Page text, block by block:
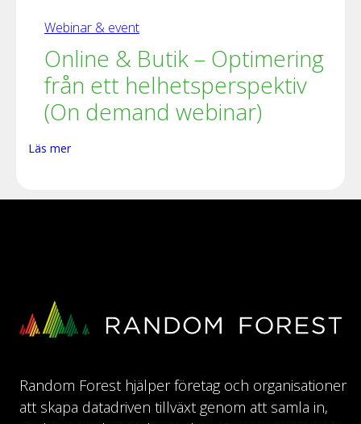
Webinar & event
Online & Butik – Optimering
från ett helhetsperspektiv
(On demand webinar)
Läs mer
Random Forest hjälper företag och organisationer
att skapa datadriven tillväxt genom att samla in,